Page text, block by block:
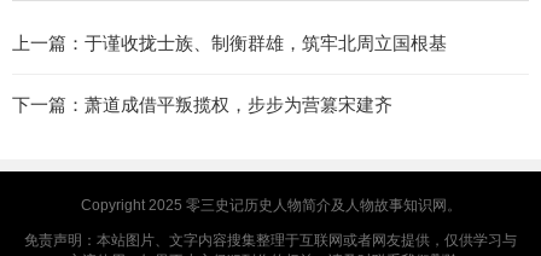
上一篇： 于谨收拢士族、制衡群雄，筑牢北周立国根基
下一篇： 萧道成借平叛揽权，步步为营篡宋建齐
Copyright 2025 零三史记历史人物简介及人物故事知识网。
免责声明：本站图片、文字内容搜集整理于互联网或者网友提供，仅供学习与